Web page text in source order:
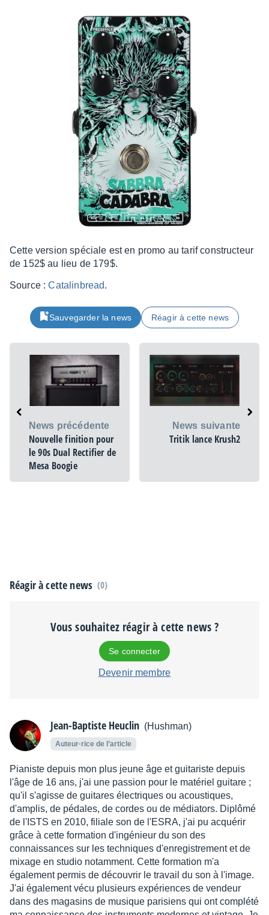
Cette version spéciale est en promo au tarif construc­teur
de 152$ au lieu de 179$.
Source :Cata­lin­bread.
Sauvegarder la news Réagir à cette news
News précédente
Nouvelle finition pour
le 90s Dual Rectifier de
Mesa Boogie
News suivante
Tritik lance Krush2
Réagir à cette news (0)
Vous souhaitez réagir à cette news ?
Se connecter
Devenir membre
Jean-Baptiste Heuclin (Hushman)
Auteur·rice de l’article
Pianiste depuis mon plus jeune âge et guitariste depuis
l'âge de 16 ans, j'ai une passion pour le matériel guitare ;
qu'il s'agisse de guitares électriques ou acoustiques,
d'amplis, de pédales, de cordes ou de médiators. Diplômé
de l'ISTS en 2010, filiale son de l'ESRA, j'ai pu acquérir
grâce à cette formation d'ingénieur du son des
connaissances sur les techniques d'enregistrement et de
mixage en studio notamment. Cette formation m'a
également permis de découvrir le travail du son à l'image.
J'ai également vécu plusieurs expériences de vendeur
dans des magasins de musique parisiens qui ont complété